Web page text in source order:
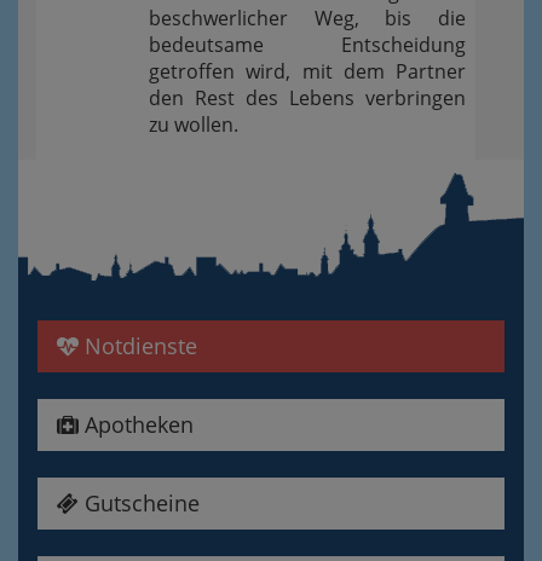
beschwerlicher Weg, bis die
bedeutsame Entscheidung
getroffen wird, mit dem Partner
den Rest des Lebens verbringen
zu wollen.
Notdienste
Apotheken
Gutscheine